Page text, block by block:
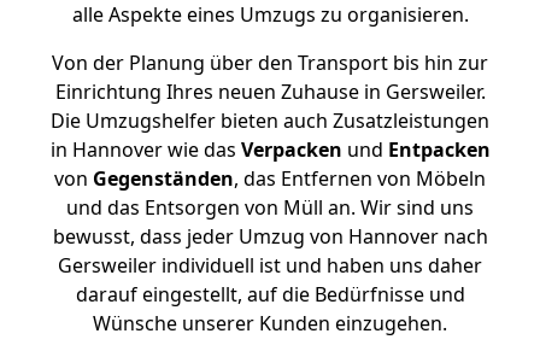
alle Aspekte eines Umzugs zu organisieren.
Von der Planung über den Transport bis hin zur
Einrichtung Ihres neuen Zuhause in Gersweiler.
Die Umzugshelfer bieten auch Zusatzleistungen
in Hannover wie das Verpacken und Entpacken
von Gegenständen, das Entfernen von Möbeln
und das Entsorgen von Müll an. Wir sind uns
bewusst, dass jeder Umzug von Hannover nach
Gersweiler individuell ist und haben uns daher
darauf eingestellt, auf die Bedürfnisse und
Wünsche unserer Kunden einzugehen.